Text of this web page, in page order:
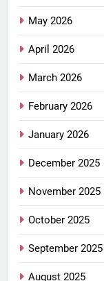
May 2026
April 2026
March 2026
February 2026
January 2026
December 2025
November 2025
October 2025
September 2025
August 2025